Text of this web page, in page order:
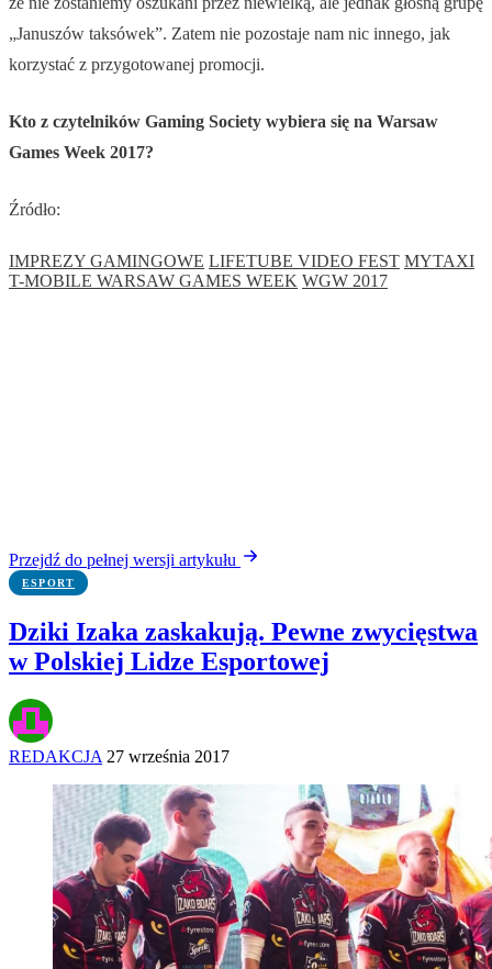
„Januszów taksówek”. Zatem nie pozostaje nam nic innego, jak
korzystać z przygotowanej promocji.
Kto z czytelników Gaming Society wybiera się na Warsaw
Games Week 2017?
Źródło:
IMPREZY GAMINGOWE LIFETUBE VIDEO FEST MYTAXI
T-MOBILE WARSAW GAMES WEEK WGW 2017
Przejdź do pełnej wersji artykułu
ESPORT
Dziki Izaka zaskakują. Pewne zwycięstwa
w Polskiej Lidze Esportowej
REDAKCJA 27 września 2017